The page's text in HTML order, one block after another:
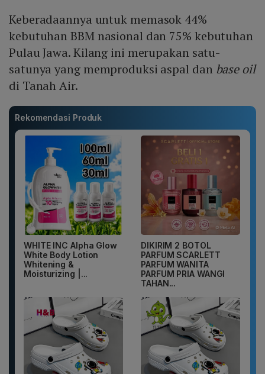
Keberadaannya untuk memasok 44%
kebutuhan BBM nasional dan 75% kebutuhan
Pulau Jawa. Kilang ini merupakan satu-
satunya yang memproduksi aspal dan base oil
di Tanah Air.
Rekomendasi Produk
WHITE INC Alpha Glow
White Body Lotion
Whitening &
Moisturizing |...
DIKIRIM 2 BOTOL
PARFUM SCARLETT
PARFUM WANITA
PARFUM PRIA WANGI
TAHAN...